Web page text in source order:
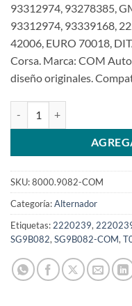
93312974, 93278385,
93312974, 93339168,
42006, EURO 70018,
Corsa. Marca: COM
diseño originales.
SKU:8000.9082-COM
Categoría:Alternador
Etiquetas: 2220239,
SG9B082, SG9B082-COM,